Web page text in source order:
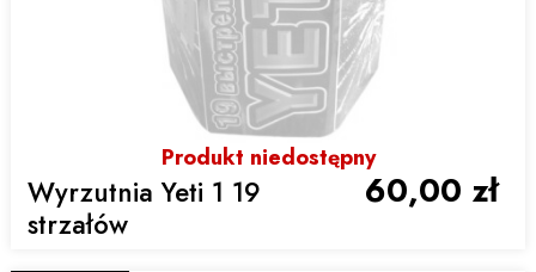
Produkt niedostępny
Wyrzutnia Yeti 1 19
strzałów
60,00 zł